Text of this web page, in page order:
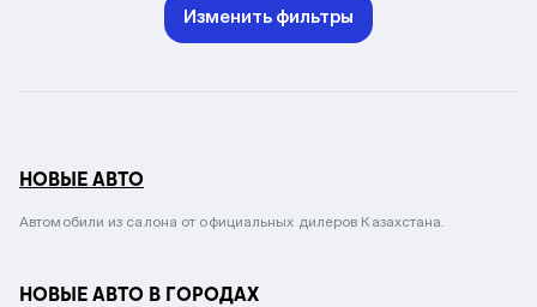
Изменить фильтры
НОВЫЕ АВТО
Автомобили из салона от официальных дилеров Казахстана.
НОВЫЕ АВТО В ГОРОДАХ